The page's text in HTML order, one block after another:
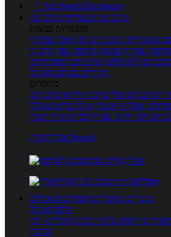

מנוי FoodsDictionary
מתכונים קטגוריות מתכונים
קטגוריות נפוצות
פשטידות מתכוני עוגות אוכל צמחוני
מוקפץ עוגיות פסטה מתכוני עוף מתכוני
ללא גלוטן מתכונים לסוכרתיים
טרנדים בעולם האוכל
מיוחדים
המתכונים שלי מתכוני וידאו מתכונים
אוכל דיאטטי אוכל בריא מאכלי
לפי חגים ועונות לפי שיטות הכנה
אפליקציית Foods
מוצרים ומאכלים מוצרים ומאכלים
מילון האוכל
חיפוש ע"פ רכיבים מכילים הכי
הרבה